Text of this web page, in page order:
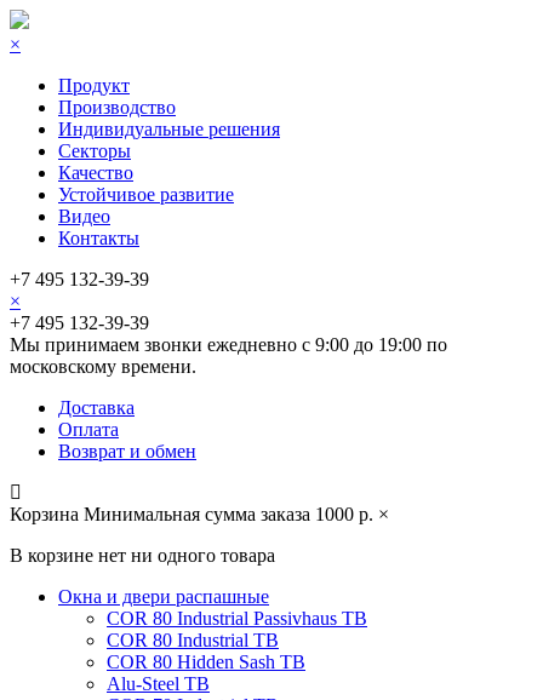
×
Продукт
Производство
Индивидуальные решения
Секторы
Качество
Устойчивое развитие
Видео
Контакты
+7 495 132-39-39
×
+7 495 132-39-39
Мы принимаем звонки ежедневно с 9:00 до 19:00 по
московскому времени.
Доставка
Оплата
Возврат и обмен
Корзина Минимальная сумма заказа 1000 р. ×
В корзине нет ни одного товара
Окна и двери распашные
COR 80 Industrial Passivhaus TB
COR 80 Industrial TB
COR 80 Hidden Sash TB
Alu-Steel TB